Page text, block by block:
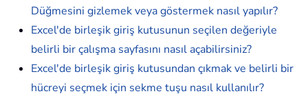
Düğmesini gizlemek veya göstermek nasıl yapılır?
Excel'de birleşik giriş kutusunun seçilen değeriyle
belirli bir çalışma sayfasını nasıl açabilirsiniz?
Excel'de birleşik giriş kutusundan çıkmak ve belirli bir
hücreyi seçmek için sekme tuşu nasıl kullanılır?